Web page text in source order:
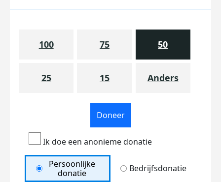
100 75 50
25 15 Anders
Doneer
Ik doe een anonieme donatie
Persoonlijke
donatie
Bedrijfsdonatie